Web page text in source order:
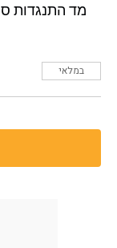
מד התנגדות
במלאי